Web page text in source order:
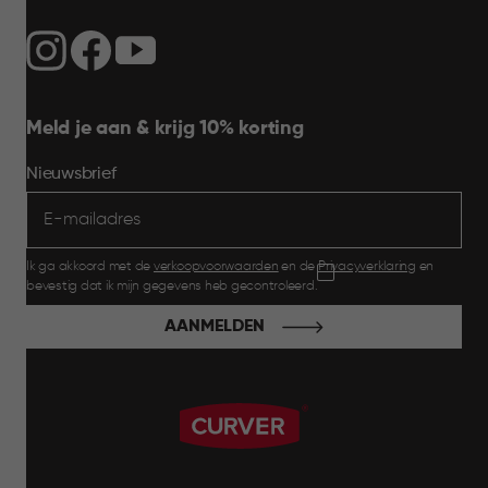
Meld je aan & krijg 10% korting
Nieuwsbrief
Ik ga akkoord met de verkoopvoorwaarden en dePrivacyverklaring en
bevestig dat ik mijn gegevens heb gecontroleerd.
AANMELDEN